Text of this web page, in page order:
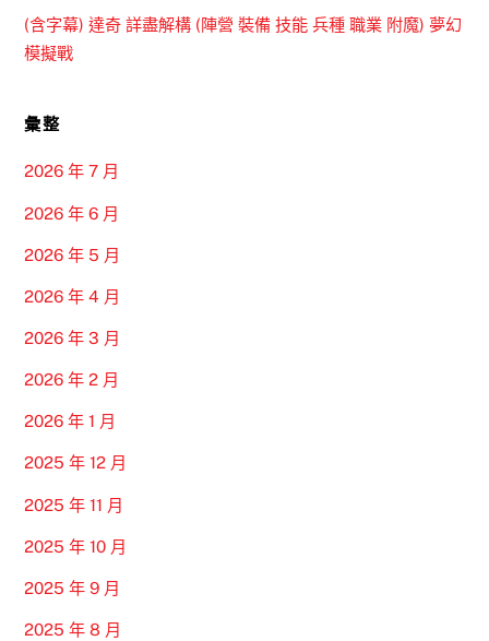
(含字幕) 達奇 詳盡解構 (陣營 裝備 技能 兵種 職業 附魔) 夢幻
模擬戰
彙整
2026 年 7 月
2026 年 6 月
2026 年 5 月
2026 年 4 月
2026 年 3 月
2026 年 2 月
2026 年 1 月
2025 年 12 月
2025 年 11 月
2025 年 10 月
2025 年 9 月
2025 年 8 月